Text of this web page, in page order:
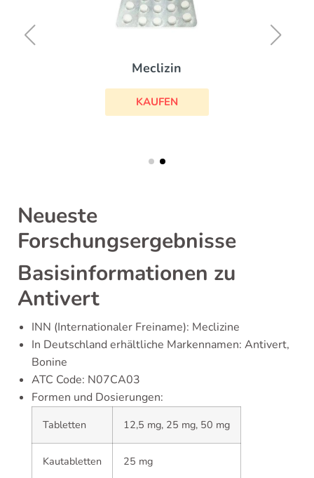
Meclizin
KAUFEN
Neueste
Forschungsergebnisse
Basisinformationen zu
Antivert
INN (Internationaler Freiname): Meclizine
In Deutschland erhältliche Markennamen: Antivert,
Bonine
ATC Code: N07CA03
Formen und Dosierungen:
Tabletten 12,5 mg, 25 mg, 50 mg
Kautabletten 25 mg